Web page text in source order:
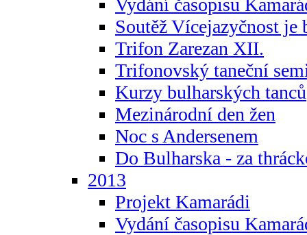
Vydání časopisu
Soutěž Vícejazyčnost je
Trifon Zarezan XII.
Trifonovský taneční
Kurzy bulharských tanců
Mezinárodní den žen
Noc s Andersenem
Do Bulharska - za
2013
Projekt Kamarádi
Vydání časopisu